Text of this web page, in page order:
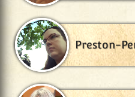
Preston-